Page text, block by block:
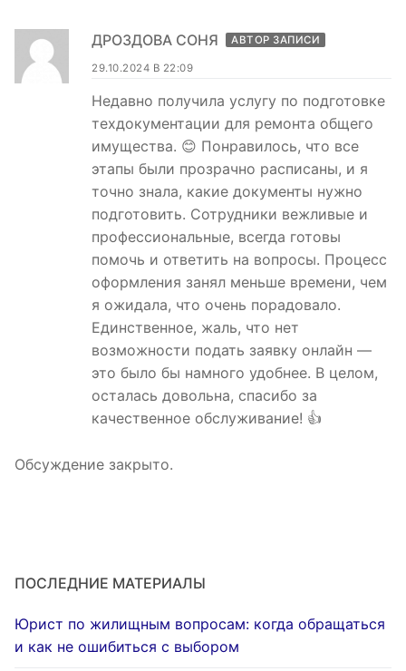
ДРОЗДОВА СОНЯ АВТОР ЗАПИСИ
29.10.2024 В 22:09
Недавно получила услугу по подготовке
техдокументации для ремонта общего
имущества. 😊 Понравилось, что все
этапы были прозрачно расписаны, и я
точно знала, какие документы нужно
подготовить. Сотрудники вежливые и
профессиональные, всегда готовы
помочь и ответить на вопросы. Процесс
оформления занял меньше времени, чем
я ожидала, что очень порадовало.
Единственное, жаль, что нет
возможности подать заявку онлайн —
это было бы намного удобнее. В целом,
осталась довольна, спасибо за
качественное обслуживание! 👍
Обсуждение закрыто.
ПОСЛЕДНИЕ МАТЕРИАЛЫ
Юрист по жилищным вопросам: когда обращаться
и как не ошибиться с выбором